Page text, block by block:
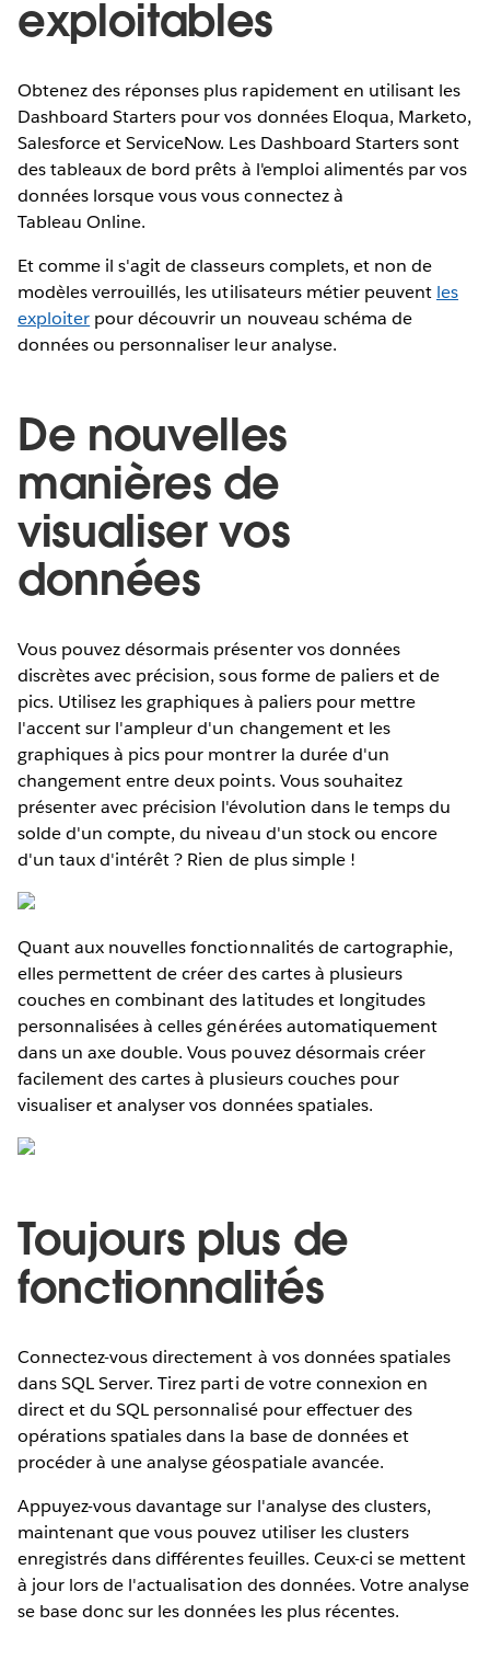
exploitables
Obtenez des réponses plus rapidement en utilisant les
Dashboard Starters pour vos données Eloqua, Marketo,
Salesforce et ServiceNow. Les Dashboard Starters sont
des tableaux de bord prêts à l'emploi alimentés par vos
données lorsque vous vous connectez à
Tableau Online.
Et comme il s'agit de classeurs complets, et non de
modèles verrouillés, les utilisateurs métier peuvent les
exploiter pour découvrir un nouveau schéma de
données ou personnaliser leur analyse.
De nouvelles
manières de
visualiser vos
données
Vous pouvez désormais présenter vos données
discrètes avec précision, sous forme de paliers et de
pics. Utilisez les graphiques à paliers pour mettre
l'accent sur l'ampleur d'un changement et les
graphiques à pics pour montrer la durée d'un
changement entre deux points. Vous souhaitez
présenter avec précision l'évolution dans le temps du
solde d'un compte, du niveau d'un stock ou encore
d'un taux d'intérêt ? Rien de plus simple !
Quant aux nouvelles fonctionnalités de cartographie,
elles permettent de créer des cartes à plusieurs
couches en combinant des latitudes et longitudes
personnalisées à celles générées automatiquement
dans un axe double. Vous pouvez désormais créer
facilement des cartes à plusieurs couches pour
visualiser et analyser vos données spatiales.
Toujours plus de
fonctionnalités
Connectez-vous directement à vos données spatiales
dans SQL Server. Tirez parti de votre connexion en
direct et du SQL personnalisé pour effectuer des
opérations spatiales dans la base de données et
procéder à une analyse géospatiale avancée.
Appuyez-vous davantage sur l'analyse des clusters,
maintenant que vous pouvez utiliser les clusters
enregistrés dans différentes feuilles. Ceux-ci se mettent
à jour lors de l'actualisation des données. Votre analyse
se base donc sur les données les plus récentes.